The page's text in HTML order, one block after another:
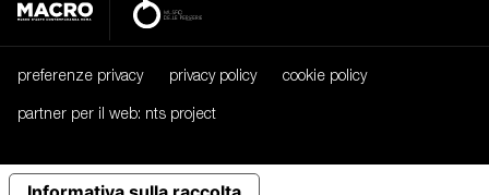
preferenze privacy privacy policy cookie policy
partner per il web: nts project